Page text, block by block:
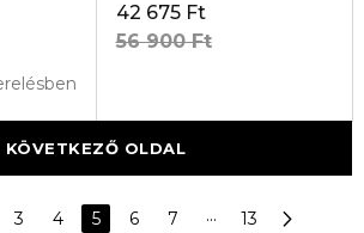
42 675 Ft
56 900 Ft
KÖVETKEZŐ OLDAL
3 4 5 6 7 ··· 13